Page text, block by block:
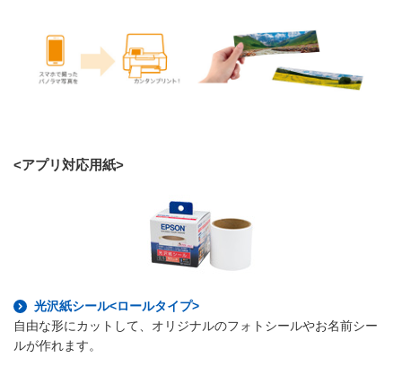
<アプリ対応用紙>
光沢紙シール<ロールタイプ>
自由な形にカットして、オリジナルのフォトシールやお名前シー
ルが作れます。